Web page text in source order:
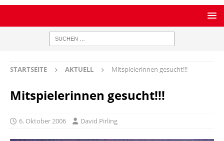
STARTSEITE AKTUELL Mitspielerinnen gesucht!!!
Mitspielerinnen gesucht!!!
6. Oktober 2006 David Pirling